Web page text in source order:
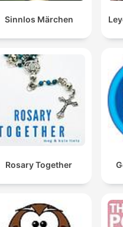
Sinnlos Märchen
Rosary Together